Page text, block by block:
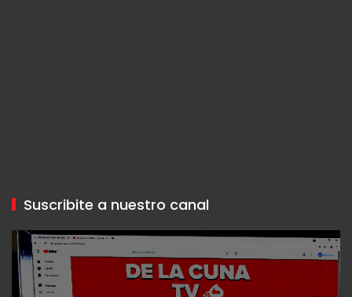
Suscribite a nuestro canal